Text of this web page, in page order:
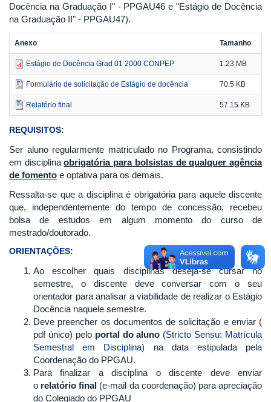
Docência na Graduação I" - PPGAU46 e "Estágio de Docência
na Graduação II" - PPGAU47).
Anexo Tamanho
Estágio de Docência Grad 01 2000 CONPEP 1.23 MB
Formulário de solicitação de Estágio de docência 70.5 KB
Relatório final 57.15 KB
REQUISITOS:
Ser aluno regularmente matriculado no Programa, consistindo
em disciplinaobrigatória para bolsistas de qualquer agência
de fomento e optativa para os demais.
Ressalta-se que a disciplina é obrigatória para aquele discente
que, independentemente do tempo de concessão, recebeu
bolsa de estudos em algum momento do curso de
mestrado/doutorado.
ORIENTAÇÕES:
Ao escolher quais disciplinas deseja-se cursar no
semestre, o discente deve conversar com o seu
orientador para analisar a viabilidade de realizar o Estágio
Docência naquele semestre.
Deve preencher os documentos de solicitação e enviar (
pdf único) pelo portal do aluno (Stricto Sensu: Matrícula
Semestral em Disciplina) na data estipulada pela
Coordenação do PPGAU.
Para finalizar a disciplina o discente deve enviar
o relatório final (e-mail da coordenação) para apreciação
do Colegiado do PPGAU